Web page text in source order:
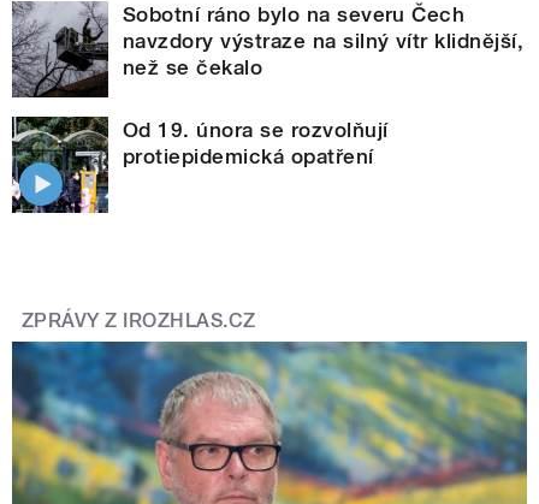
Sobotní ráno bylo na severu Čech
navzdory výstraze na silný vítr klidnější,
než se čekalo
Od 19. února se rozvolňují
protiepidemická opatření
ZPRÁVY Z IROZHLAS.CZ